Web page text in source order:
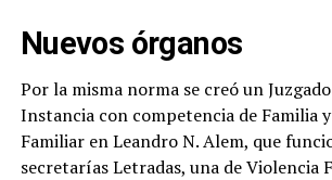
Nuevos órganos
Por la misma norma se creó un
Instancia con competencia de Familia
Familiar en Leandro N. Alem, que
secretarías Letradas, una de Violencia